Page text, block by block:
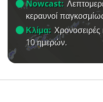
Nowcast:
κεραυνοί
Κλίμα: Χρονοσειρές
10 ημερών.